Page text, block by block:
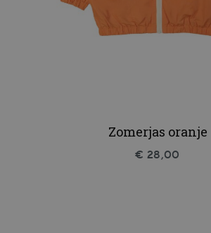
Zomerjas oranje
€ 28,00